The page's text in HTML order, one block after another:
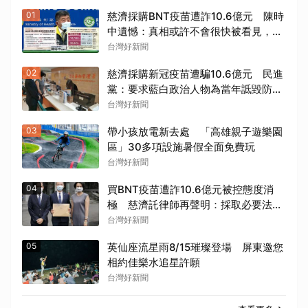
01
慈濟採購BNT疫苗遭詐10.6億元 陳時
中遺憾：真相或許不會很快被看見，但
也永不消失
台灣好新聞
02
慈濟採購新冠疫苗遭騙10.6億元 民進
黨：要求藍白政治人物為當年詆毀防疫
團隊道歉
台灣好新聞
03
帶小孩放電新去處 「高雄親子遊樂園
區」30多項設施暑假全面免費玩
台灣好新聞
04
買BNT疫苗遭詐10.6億元被控態度消
極 慈濟託律師再聲明：採取必要法律
措施捍衛捐款大眾權益
台灣好新聞
05
英仙座流星雨8/15璀璨登場 屏東邀您
相約佳樂水追星許願
台灣好新聞